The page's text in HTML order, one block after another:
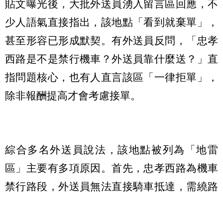
貼文曝光後，大批外送員湧入留言區回應，不
少人語氣直接指出，該地點「看到就棄單」，
甚至形容已形成默契。有外送員反問，「忠孝
西路是不是禁行機車？外送員靠什麼送？」直
指問題核心，也有人直言該區「一律拒單」，
除非報酬提高才會考慮接單。
綜合多名外送員說法，該地點被列為「地雷
區」主要有多項原因。首先，忠孝西路為機車
禁行路段，外送員無法直接騎車抵達，需繞路